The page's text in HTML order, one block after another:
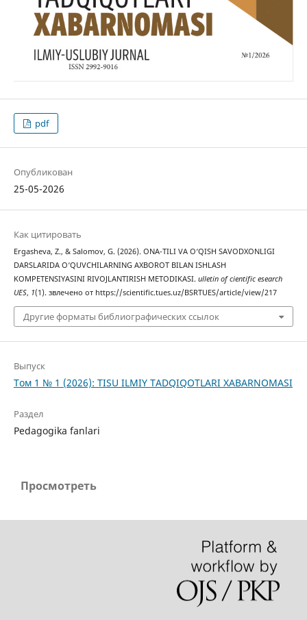
pdf
Опубликован
25-05-2026
Как цитировать
Ergasheva, Z., & Salomov, G. (2026). ONA-TILI VA O‘QISH SAVODXONLIGI
DARSLARIDA O‘QUVCHILARNING AXBOROT BILAN ISHLASH
KOMPETENSIYASINI RIVOJLANTIRISH METODIKASI. ulletin of cientific esearch
UES, 1(1). звлечено от https://scientific.tues.uz/BSRTUES/article/view/217
Другие форматы библиографических ссылок
Выпуск
Том 1 № 1 (2026): TISU ILMIY TADQIQOTLARI XABARNOMASI
Раздел
Pedagogika fanlari
Просмотреть